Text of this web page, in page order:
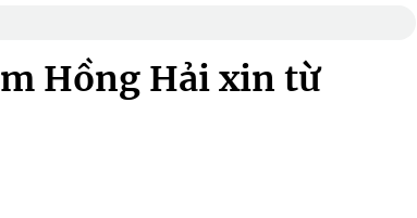
Hồng Hải xin từ